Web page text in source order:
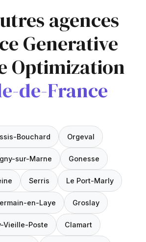
agences
Generative
Optimization
de-France
Bouchard Orgeval
sur-Marne Gonesse
Serris Le Port-Marly
en-Laye Groslay
Vieille-Poste Clamart